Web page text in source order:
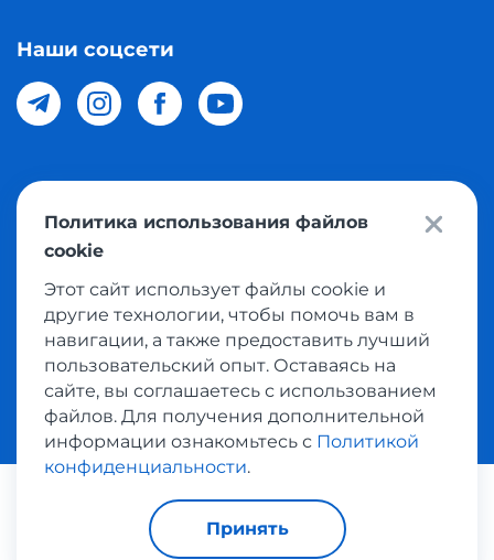
Наши соцсети
© 2026 Meest Shopping доставка покупок с интернет
магазинов мира в Узбекистан. Все права защищены
Политика конфиденциальности
Условия использования сервисом выкупа товаров
Платежные системы:
Политика использования файлов
cookie
Этот сайт использует файлы cookie и
другие технологии, чтобы помочь вам в
навигации, а также предоставить лучший
пользовательский опыт. Оставаясь на
сайте, вы соглашаетесь с использованием
файлов. Для получения дополнительной
информации ознакомьтесь с Политикой
конфиденциальности.
Принять